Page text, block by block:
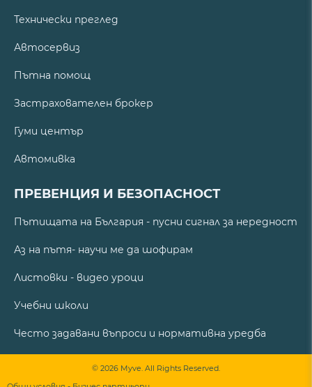
Технически преглед
Автосервиз
Пътна помощ
Застрахователен брокер
Гуми център
Автомивка
ПРЕВЕНЦИЯ И БЕЗОПАСНОСТ
Пътищата на България - пусни сигнал за нередност
Аз на пътя- научи ме да шофирам
Листовки - видео уроци
Учебни школи
Често задавани въпроси и нормативна уредба
© 2026 Myve. All Rights Reserved.